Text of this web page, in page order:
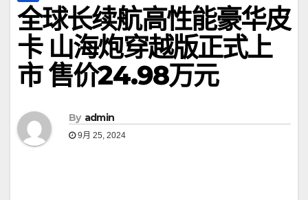
全球长续航高性能豪华皮
卡 山海炮穿越版正式上
市 售价24.98万元
By admin
9月 25, 2024